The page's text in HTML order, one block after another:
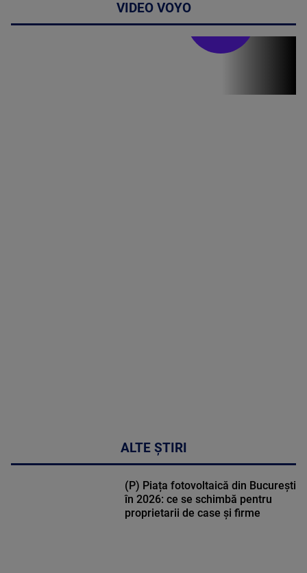
VIDEO VOYO
ALTE ȘTIRI
(P) Piața fotovoltaică din București
în 2026: ce se schimbă pentru
proprietarii de case și firme